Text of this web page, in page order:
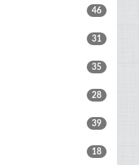
46
31
35
28
39
18